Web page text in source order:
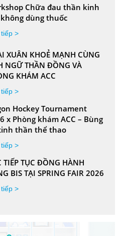
Chữa đau thần kinh
dùng thuốc
>
XUÂN KHOẺ MẠNH CÙNG
NGỮ THẦN ĐỒNG VÀ
KHÁM ACC
>
Hockey Tournament
x Phòng khám ACC – Bùng
thần thể thao
>
TIẾP TỤC ĐỒNG HÀNH
BIS TẠI SPRING FAIR 2026
>